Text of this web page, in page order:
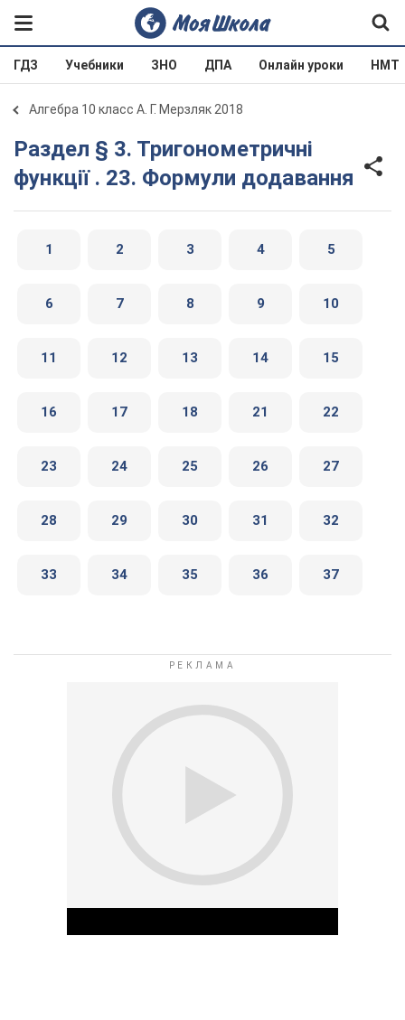
ГДЗ Учебники ЗНО ДПА Онлайн уроки НМТ
Алгебра 10 класс А. Г. Мерзляк 2018
Раздел § 3. Тригонометричні
функції . 23. Формули додавання
1 2 3 4 5
6 7 8 9 10
11 12 13 14 15
16 17 18 21 22
23 24 25 26 27
28 29 30 31 32
33 34 35 36 37